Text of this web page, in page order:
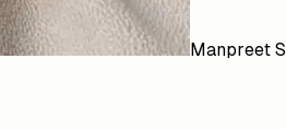
Manpreet